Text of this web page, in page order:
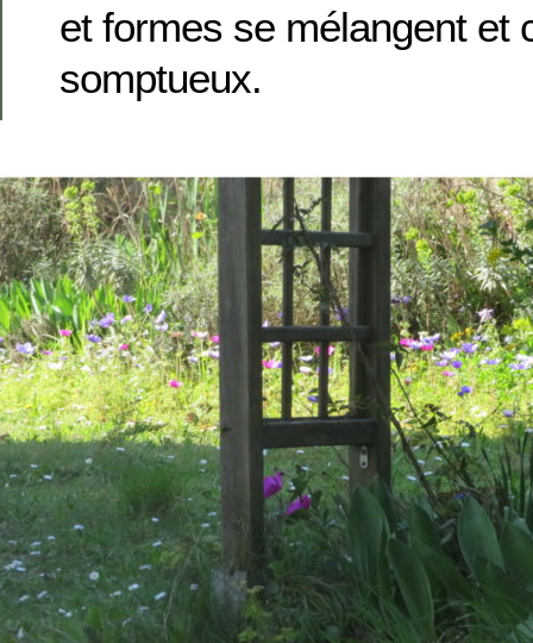
et formes se mélangent et
somptueux.